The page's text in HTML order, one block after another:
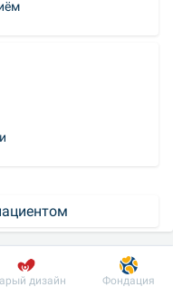
Пациенту
дизайн Фондация